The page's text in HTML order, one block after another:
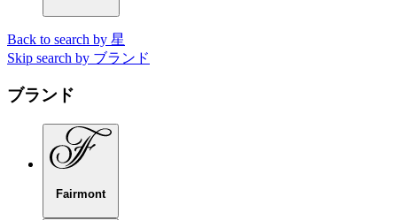
Back to search by 星
Skip search by ブランド
ブランド
Fairmont